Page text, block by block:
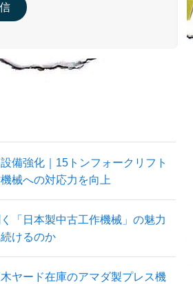
備強化｜15トンフォークリフト
械への対応力を向上
「日本製中古工作機械」の魅力
けるのか
木ヤード在庫のアマダ製プレス機